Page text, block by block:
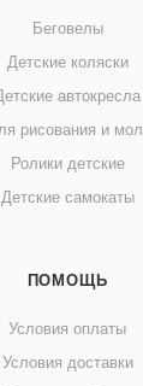
Беговелы
Детские коляски
автокресла
рисования и
Ролики детские
Детские самокаты
ПОМОЩЬ
Условия оплаты
Условия доставки